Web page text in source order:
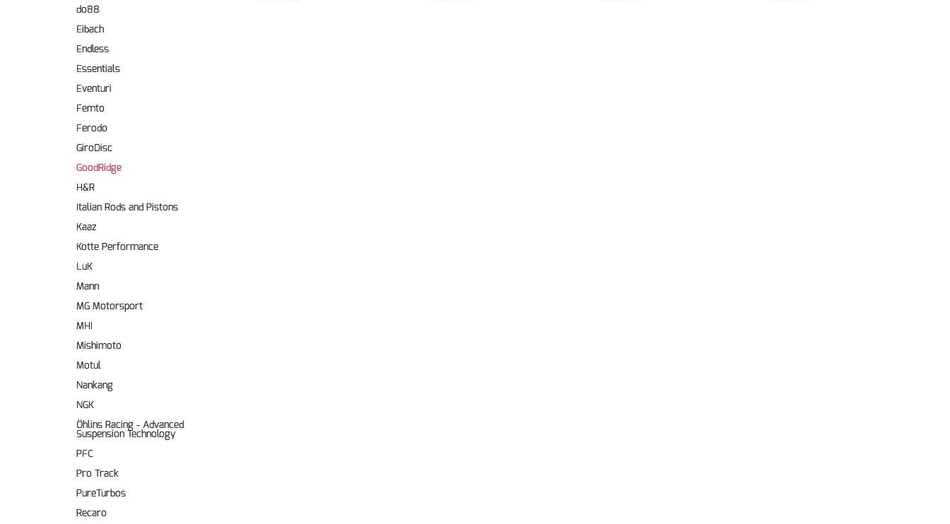
do88
Eibach
Endless
Essentials
Eventuri
Femto
Ferodo
GiroDisc
GoodRidge
H&R
Italian Rods and Pistons
Kaaz
Kotte Performance
LuK
Mann
MG Motorsport
MHI
Mishimoto
Motul
Nankang
NGK
Öhlins Racing - Advanced
Suspension Technology
PFC
Pro Track
PureTurbos
Recaro